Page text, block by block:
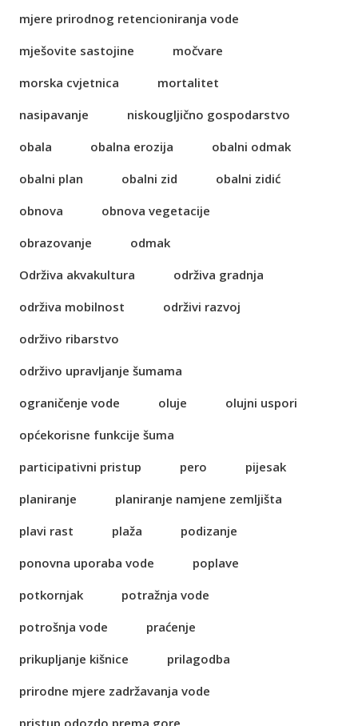
mjere prirodnog retencioniranja vode
mješovite sastojine
močvare
morska cvjetnica
mortalitet
nasipavanje
niskougljično gospodarstvo
obala
obalna erozija
obalni odmak
obalni plan
obalni zid
obalni zidić
obnova
obnova vegetacije
obrazovanje
odmak
Održiva akvakultura
održiva gradnja
održiva mobilnost
održivi razvoj
održivo ribarstvo
održivo upravljanje šumama
ograničenje vode
oluje
olujni uspori
općekorisne funkcije šuma
participativni pristup
pero
pijesak
planiranje
planiranje namjene zemljišta
plavi rast
plaža
podizanje
ponovna uporaba vode
poplave
potkornjak
potražnja vode
potrošnja vode
praćenje
prikupljanje kišnice
prilagodba
prirodne mjere zadržavanja vode
pristup odozdo prema gore